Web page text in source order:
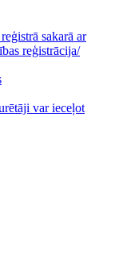
sakarā ar
reģistrācija/
var ieceļot